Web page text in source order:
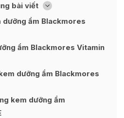
bài viết [
Ẩn
dưỡng ẩm Blackmores
ẩm Blackmores Vitamin
dưỡng ẩm Blackmores
kem dưỡng ẩm